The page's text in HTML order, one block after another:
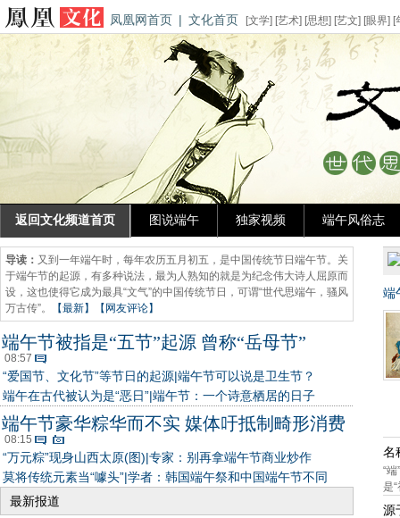
凤凰网首页 | 文化首页 [文学] [艺术] [思想] [艺文] [眼界] [
返回文化频道首页 图说端午 独家视频 端午风俗志
导读： 又到一年端午时，每年农历五月初五，是中国传统节日端午节。关
于端午节的起源，有多种说法，最为人熟知的就是为纪念伟大诗人屈原而
设，这也使得它成为最具“文气”的中国传统节日，可谓“世代思端午，骚风
万古传”。
【最新】 【网友评论】
端午节被指是“五节”起源 曾称“岳母节”
08:57
“爱国节、文化节”等节日的起源|端午节可以说是卫生节？
端午在古代被认为是“恶日”|端午节：一个诗意栖居的日子
端午节豪华粽华而不实 媒体吁抵制畸形消费
08:15
“万元粽”现身山西太原(图)|专家：别再拿端午节商业炒作
莫将传统元素当“噱头”|学者：韩国端午祭和中国端午节不同
最新报道
端
名
“
是
源